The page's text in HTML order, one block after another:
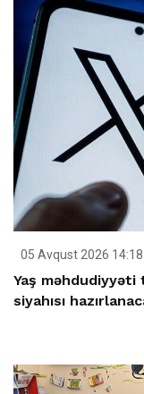
05 Avqust 2026 14:18
Yaş
siyahısı